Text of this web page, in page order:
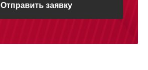
Отправить заявку